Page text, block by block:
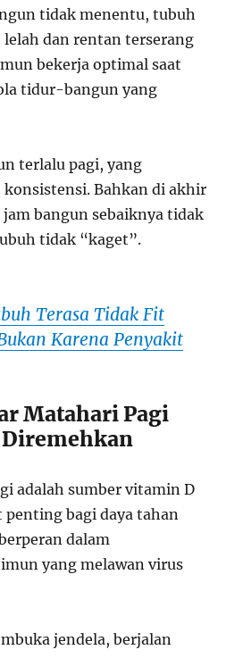
tidak menentu, tubuh
dan rentan terserang
bekerja optimal saat
tidur-bangun yang
terlalu pagi, yang
Bahkan di akhir
jam bangun sebaiknya tidak
tidak “kaget”.
Terasa Tidak Fit
Karena Penyakit
Matahari Pagi
adalah sumber vitamin D
penting bagi daya tahan
dalam
yang melawan virus
jendela, berjalan